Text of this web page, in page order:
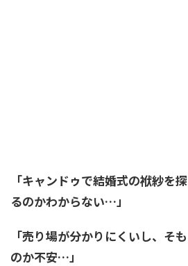
「キャンドゥで結婚式の袱紗を
るのかわからない…」
「売り場が分かりにくいし、そ
のか不安…」